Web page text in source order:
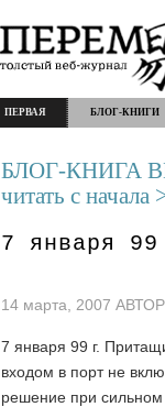
ПЕРВАЯ БЛОГ-КНИГИ
БЛОГ-КНИГА
читать с начала
7 января
14 марта, 2007 АВТОР
7 января 99 г.
входом в порт не
решение при сильном